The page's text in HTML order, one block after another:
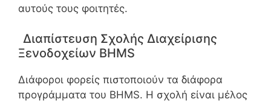
αυτούς τους φοιτητές.
Διαπίστευση Σχολής Διαχείρισης
Ξενοδοχείων BHMS
Διάφοροι φορείς πιστοποιούν τα διάφορα
προγράμματα του BHMS. Η σχολή είναι μέλος